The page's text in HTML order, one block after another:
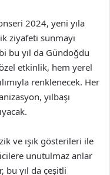
2024, yeni yıla
ziyafeti sunmayı
bu yıl da Gündoğdu
etkinlik, hem yerel
renklenecek. Her
yılbaşı
ve ışık gösterileri ile
unutulmaz anlar
bu yıl da çeşitli